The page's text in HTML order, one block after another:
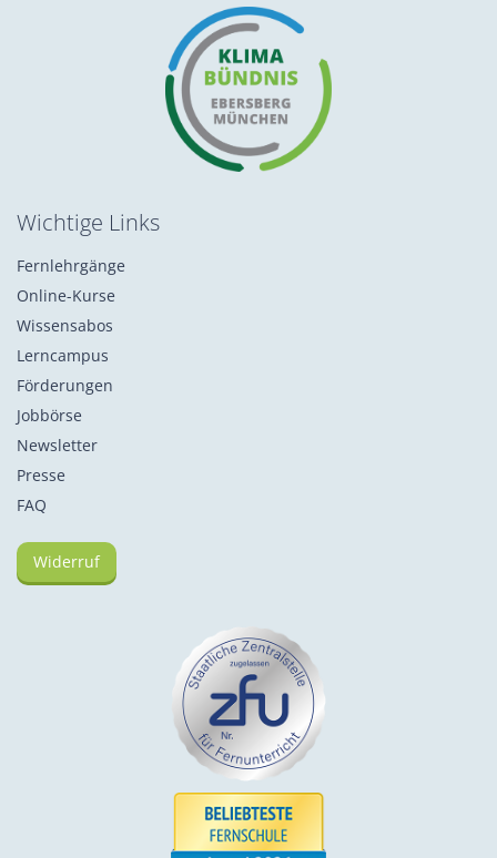
Wichtige Links
Fernlehrgänge
Online-Kurse
Wissensabos
Lerncampus
Förderungen
Jobbörse
Newsletter
Presse
FAQ
Widerruf